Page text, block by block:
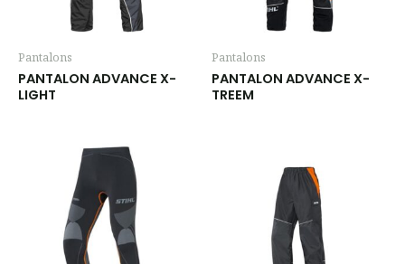
Pantalons
PANTALON ADVANCE X-
LIGHT
Pantalons
PANTALON ADVANCE X-
TREEM